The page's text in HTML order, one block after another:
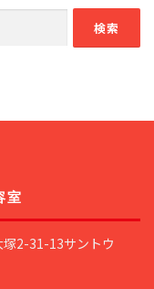
室
2-31-13サントウ